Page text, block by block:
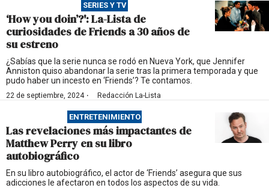
SERIES Y TV
‘How you doin’?': La-Lista de
curiosidades de Friends a 30 años de
su estreno
¿Sabías que la serie nunca se rodó en Nueva York, que Jennifer
Anniston quiso abandonar la serie tras la primera temporada y que
pudo haber un incesto en ‘Friends’? Te contamos.
22 de septiembre, 2024· Redacción La-Lista
ENTRETENIMIENTO
Las revelaciones más impactantes de
Matthew Perry en su libro
autobiográfico
En su libro autobiográfico, el actor de ‘Friends’ asegura que sus
adicciones le afectaron en todos los aspectos de su vida.